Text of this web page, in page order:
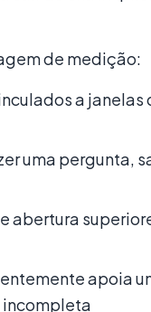
de medição:
a janelas
uma pergunta,
abertura
apoia
incompleta